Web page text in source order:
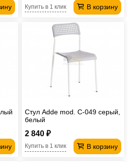
В корзину
Купить в 1 клик
Стул Adde mod. C-049 серый,
белый
2 840 ₽
В корзину
Купить в 1 клик